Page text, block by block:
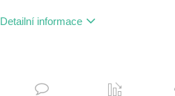
Detailní informace